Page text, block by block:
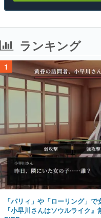
ランキング
1
「パリィ」や「ローリング」
『小早川さんはソウルライク